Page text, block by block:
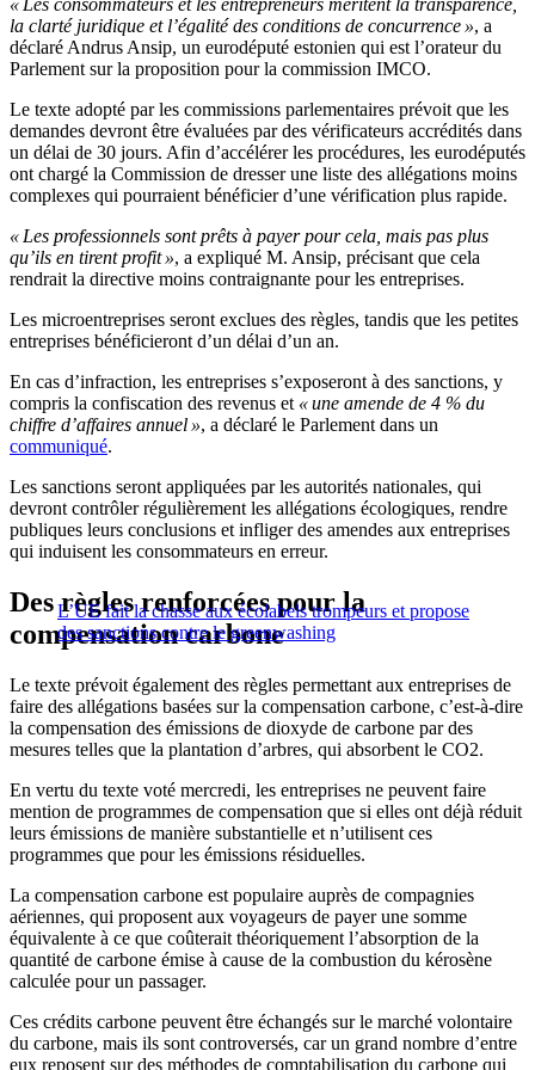
« Les consommateurs et les entrepreneurs méritent la transparence,
la clarté juridique et l’égalité des conditions de concurrence », a
déclaré Andrus Ansip, un eurodéputé estonien qui est l’orateur du
Parlement sur la proposition pour la commission IMCO.
Le texte adopté par les commissions parlementaires prévoit que les
demandes devront être évaluées par des vérificateurs accrédités dans
un délai de 30 jours. Afin d’accélérer les procédures, les eurodéputés
ont chargé la Commission de dresser une liste des allégations moins
complexes qui pourraient bénéficier d’une vérification plus rapide.
« Les professionnels sont prêts à payer pour cela, mais pas plus
qu’ils en tirent profit », a expliqué M. Ansip, précisant que cela
rendrait la directive moins contraignante pour les entreprises.
Les microentreprises seront exclues des règles, tandis que les petites
entreprises bénéficieront d’un délai d’un an.
En cas d’infraction, les entreprises s’exposeront à des sanctions, y
compris la confiscation des revenus et « une amende de 4 % du
chiffre d’affaires annuel », a déclaré le Parlement dans un
communiqué.
Les sanctions seront appliquées par les autorités nationales, qui
devront contrôler régulièrement les allégations écologiques, rendre
publiques leurs conclusions et infliger des amendes aux entreprises
qui induisent les consommateurs en erreur.
L’UE fait la chasse aux écolabels trompeurs et propose
des sanctions contre le greenwashing
Des règles renforcées pour la
compensation carbone
Le texte prévoit également des règles permettant aux entreprises de
faire des allégations basées sur la compensation carbone, c’est-à-dire
la compensation des émissions de dioxyde de carbone par des
mesures telles que la plantation d’arbres, qui absorbent le CO2.
En vertu du texte voté mercredi, les entreprises ne peuvent faire
mention de programmes de compensation que si elles ont déjà réduit
leurs émissions de manière substantielle et n’utilisent ces
programmes que pour les émissions résiduelles.
La compensation carbone est populaire auprès de compagnies
aériennes, qui proposent aux voyageurs de payer une somme
équivalente à ce que coûterait théoriquement l’absorption de la
quantité de carbone émise à cause de la combustion du kérosène
calculée pour un passager.
Ces crédits carbone peuvent être échangés sur le marché volontaire
du carbone, mais ils sont controversés, car un grand nombre d’entre
eux reposent sur des méthodes de comptabilisation du carbone qui